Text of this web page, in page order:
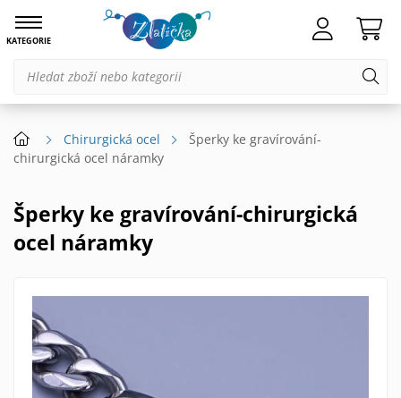
KATEGORIE
Chirurgická ocel
Šperky ke gravírování-
chirurgická ocel náramky
Šperky ke gravírování-chirurgická
ocel náramky